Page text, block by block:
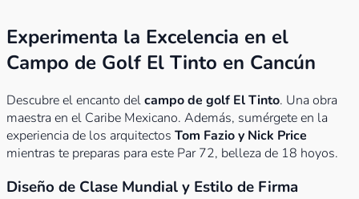
Experimenta la Excelencia en el
Campo de Golf El Tinto en Cancún
Descubre el encanto delcampo de golf El Tinto. Una obra
maestra en el Caribe Mexicano. Además, sumérgete en la
experiencia de los arquitectos Tom Fazio y Nick Price
mientras te preparas para este Par 72, belleza de 18 hoyos.
Diseño de Clase Mundial y Estilo de Firma